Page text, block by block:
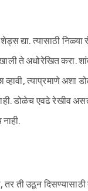
शेड्स द्या. त्यासाठी
ते अधोरेखित करा.
व्हावी, त्याप्रमाणे अशा
डोळेच एवढे रेखीव
ती उठून